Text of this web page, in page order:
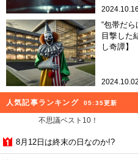
“包帯だ
目撃した
し奇譚】
人気記事ランキング 05:35更新
不思議ベスト10！
8月12日は終末の日なのか!?